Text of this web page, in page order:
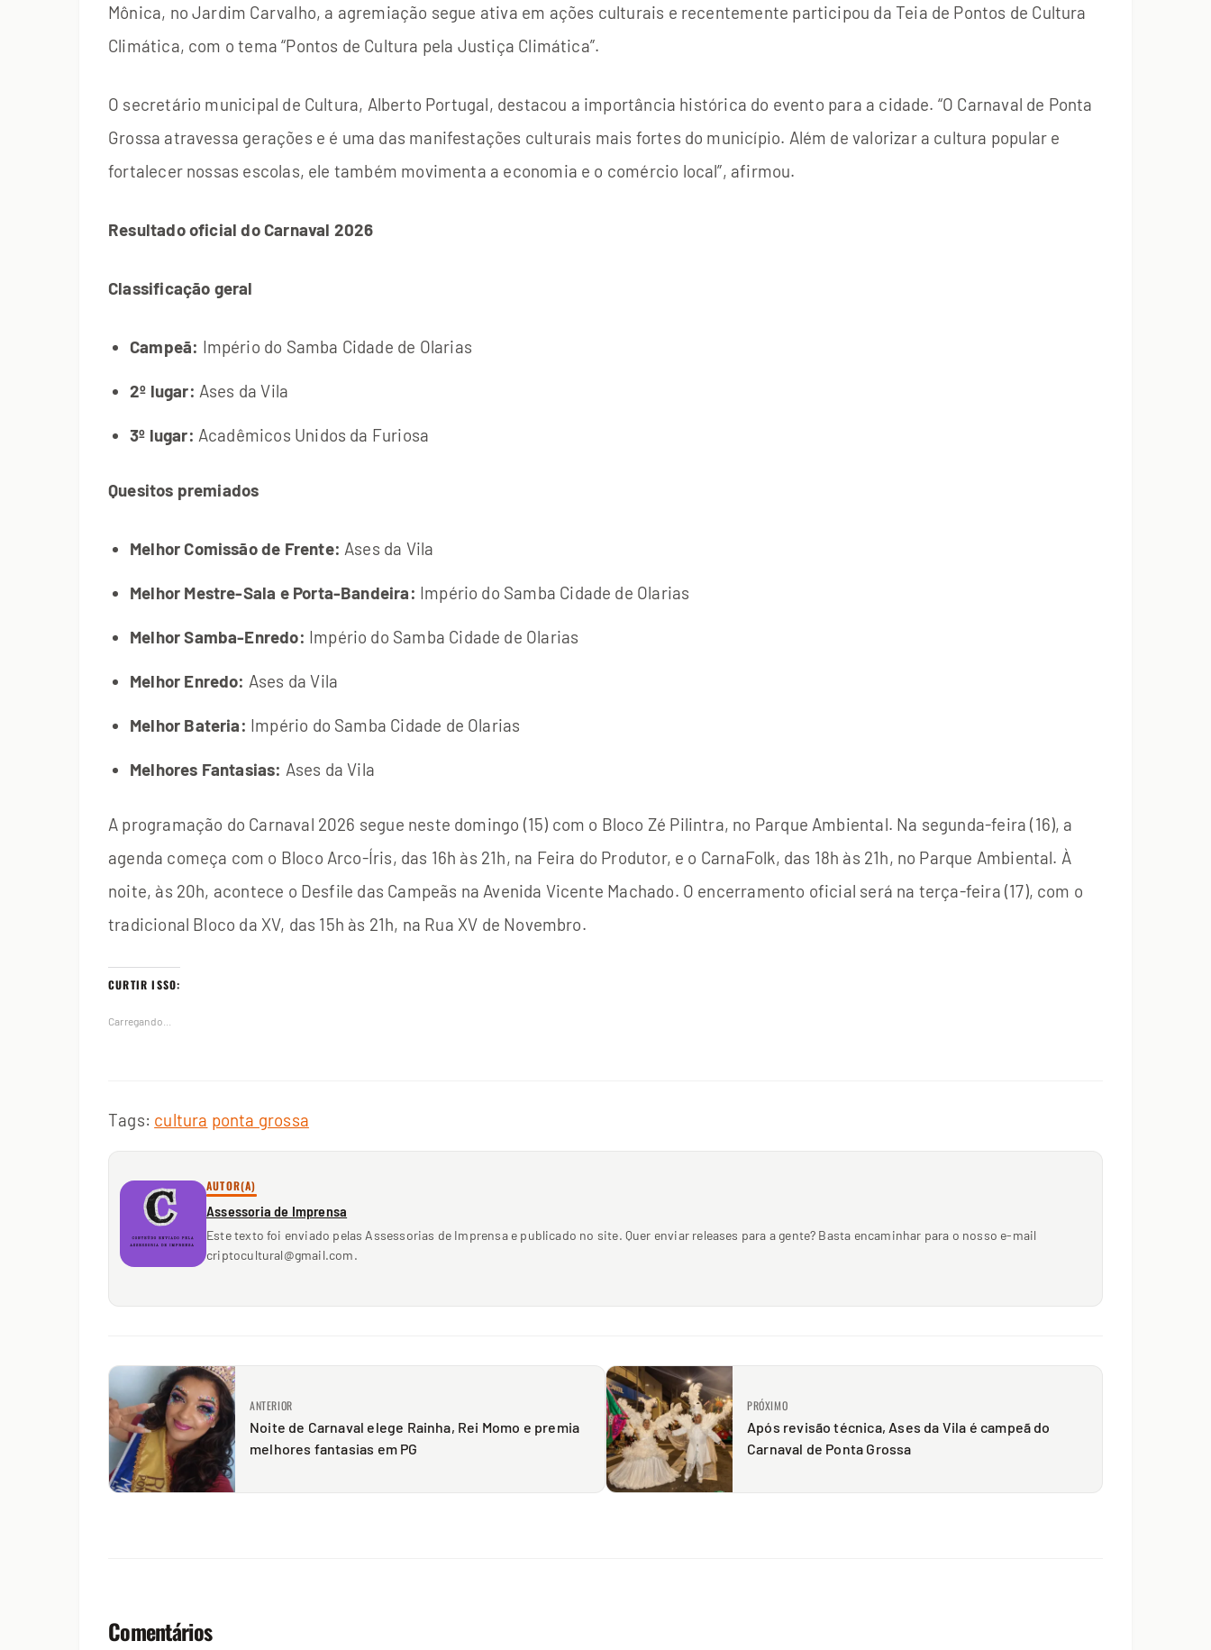
Mônica, no Jardim Carvalho, a agremiação segue ativa em ações culturais e recentemente participou da Teia de Pontos de Cultura
Climática, com o tema “Pontos de Cultura pela Justiça Climática”.
O secretário municipal de Cultura, Alberto Portugal, destacou a importância histórica do evento para a cidade. “O Carnaval de Ponta
Grossa atravessa gerações e é uma das manifestações culturais mais fortes do município. Além de valorizar a cultura popular e
fortalecer nossas escolas, ele também movimenta a economia e o comércio local”, afirmou.
Resultado oficial do Carnaval 2026
Classificação geral
Campeã: Império do Samba Cidade de Olarias
2º lugar: Ases da Vila
3º lugar: Acadêmicos Unidos da Furiosa
Quesitos premiados
Melhor Comissão de Frente: Ases da Vila
Melhor Mestre-Sala e Porta-Bandeira: Império do Samba Cidade de Olarias
Melhor Samba-Enredo: Império do Samba Cidade de Olarias
Melhor Enredo: Ases da Vila
Melhor Bateria: Império do Samba Cidade de Olarias
Melhores Fantasias: Ases da Vila
A programação do Carnaval 2026 segue neste domingo (15) com o Bloco Zé Pilintra, no Parque Ambiental. Na segunda-feira (16), a
agenda começa com o Bloco Arco-Íris, das 16h às 21h, na Feira do Produtor, e o CarnaFolk, das 18h às 21h, no Parque Ambiental. À
noite, às 20h, acontece o Desfile das Campeãs na Avenida Vicente Machado. O encerramento oficial será na terça-feira (17), com o
tradicional Bloco da XV, das 15h às 21h, na Rua XV de Novembro.
CURTIR ISSO:
Carregando...
Tags: cultura ponta grossa
AUTOR(A)
Assessoria de Imprensa
Este texto foi enviado pelas Assessorias de Imprensa e publicado no site. Quer enviar releases para a gente? Basta encaminhar para o nosso e-mail
criptocultural@gmail.com.
ANTERIOR
Noite de Carnaval elege Rainha, Rei Momo e premia
melhores fantasias em PG
PRÓXIMO
Após revisão técnica, Ases da Vila é campeã do
Carnaval de Ponta Grossa
Comentários